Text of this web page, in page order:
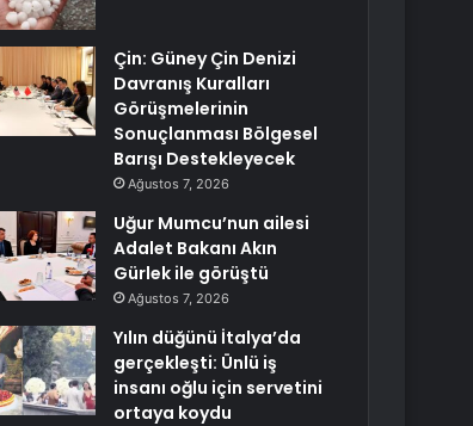
Çin: Güney Çin Denizi
Davranış Kuralları
Görüşmelerinin
Sonuçlanması Bölgesel
Barışı Destekleyecek
Ağustos 7, 2026
Uğur Mumcu’nun ailesi
Adalet Bakanı Akın
Gürlek ile görüştü
Ağustos 7, 2026
Yılın düğünü İtalya’da
gerçekleşti: Ünlü iş
insanı oğlu için servetini
ortaya koydu